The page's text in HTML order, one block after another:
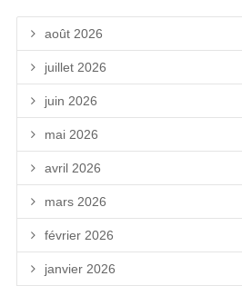
août 2026
juillet 2026
juin 2026
mai 2026
avril 2026
mars 2026
février 2026
janvier 2026